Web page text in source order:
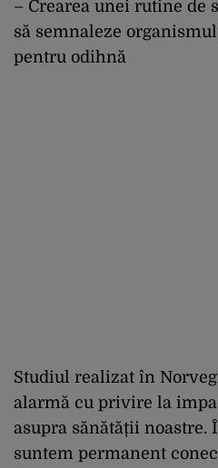
– Crearea unei rutine de
să semnaleze
pentru odihnă
Studiul realizat în
alarmă cu privire la
asupra sănătății noastre.
suntem permanent